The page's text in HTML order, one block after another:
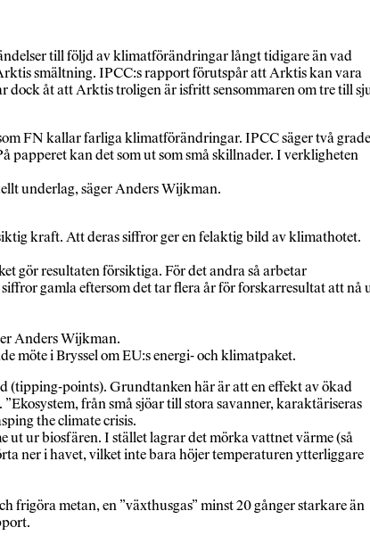
till följd av klimatförändringar långt tidigare än vad
smältning. IPCC:s rapport förutspår att Arktis kan vara
åt att Arktis troligen är isfritt sensommaren om tre till
FN kallar farliga klimatförändringar. IPCC säger två
papperet kan det som ut som små skillnader. I verkligheten
underlag, säger Anders Wijkman.
kraft. Att deras siffror ger en felaktig bild av klimathotet.
gör resultaten försiktiga. För det andra så arbetar
gamla eftersom det tar flera år för forskarresultat att nå
Anders Wijkman.
möte i Bryssel om EU:s energi- och klimatpaket.
(tipping-points). Grundtanken här är att en effekt av ökad
från små sjöar till stora savanner, karaktäriseras
the climate crisis.
ur biosfären. I stället lagrar det mörka vattnet värme (så
ner i havet, vilket inte bara höjer temperaturen ytterliggare
frigöra metan, en ”växthusgas” minst 20 gånger starkare än